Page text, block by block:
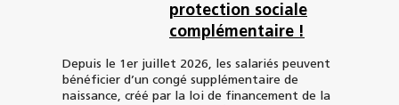
protection sociale
complémentaire !
Depuis le 1er juillet 2026, les salariés peuvent
bénéficier d’un congé supplémentaire de
naissance, créé par la loi de financement de la